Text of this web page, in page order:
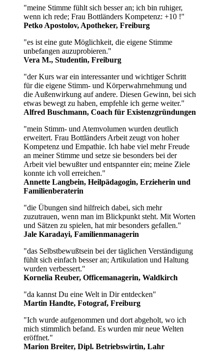
"meine Stimme fühlt sich besser an; ich bin ruhiger,
wenn ich rede; Frau Bottländers Kompetenz: +10 !"
Petko Apostolov, Apotheker, Freiburg
"es ist eine gute Möglichkeit, die eigene Stimme
unbefangen auzuprobieren."
Vera M., Studentin, Freiburg
"der Kurs war ein interessanter und wichtiger Schritt
für die eigene Stimm- und Körperwahrnehmung und
die Außenwirkung auf andere. Diesen Gewinn, bei sich
etwas bewegt zu haben, empfehle ich gerne weiter."
Alfred Buschmann, Coach für Existenzgründungen
"mein Stimm- und Atemvolumen wurden deutlich
erweitert. Frau Bottländers Arbeit zeugt von hoher
Kompetenz und Empathie. Ich habe viel mehr Freude
an meiner Stimme und setze sie besonders bei der
Arbeit viel bewußter und entspannter ein; meine Ziele
konnte ich voll erreichen."
Annette Langbein, Heilpädagogin, Erzieherin und
Familienberaterin
"die Übungen sind hilfreich dabei, sich mehr
zuzutrauen, wenn man im Blickpunkt steht. Mit Worten
und Sätzen zu spielen, hat mir besonders gefallen."
Jale Karadayi, Familienmanagerin
"das Selbstbewußtsein bei der täglichen Verständigung
fühlt sich einfach besser an; Artikulation und Haltung
wurden verbessert."
Kornelia Reuber, Officemanagerin, Waldkirch
"da kannst Du eine Welt in Dir entdecken"
Martin Handte, Fotograf, Freiburg
"Ich wurde aufgenommen und dort abgeholt, wo ich
mich stimmlich befand. Es wurden mir neue Welten
eröffnet."
Marion Breiter, Dipl. Betriebswirtin, Lahr